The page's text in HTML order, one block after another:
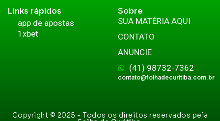
Links rápidos
app de apostas
1xbet
Sobre
SUA MATÉRIA AQUI
CONTATO
ANUNCIE
(41) 98732-7362
contato@folhadecuritiba.com.br
Copyright © 2025 - Todos os direitos reservados pela